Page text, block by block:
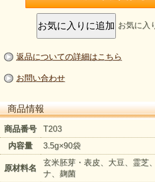
消化吸収が高く、あなたのお腹を整えま
素）を含むため、野菜不足の方におすす
身体に必要な栄養素のうち13種類以上の
んぱく質を60％以上も含んでいます。そ
野菜やクロレラよりも優れています。
特徴3
ビタミンAのもとになるカロテンが豊富
物にほとんど含まれていないビタミンＢ
含まれています。
成人の場合、一日のビタミンB12の食事
お気に入
返品についての詳細はこちら
お問い合わせ
商品情報
商品番号
T203
内容量
3.5g×90袋
原材料名
玄米胚芽・表皮、大豆、霊芝
ナ、麹菌